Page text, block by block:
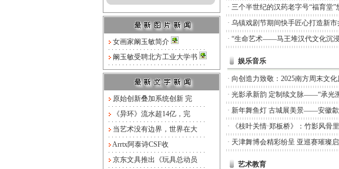
女画家阚玉敏简介
阚玉敏受聘北方工业大学书
原始创新叠加系统创新 完
《异环》流水超14亿，完
当艺术没有边界，世界在大
Arrtx阿泰诗CSF收
京东文具推出《玩具总动员
· 三个半世纪的汉药老字号“福育堂”
· 乌镇戏剧节期间快手匠心打造新
· “生命艺术——马王堆汉代文化沉
娱乐音乐
· 向创造力致敬：2025南方周末文化
· 光影承新韵 定制续文脉——“承光
· 新年舞鱼灯 古城展美景——安徽
·
《枝叶关情·郑板桥》：竹影风骨
· 天津舞博会精彩纷呈 亚巡赛璀璨
艺术教育